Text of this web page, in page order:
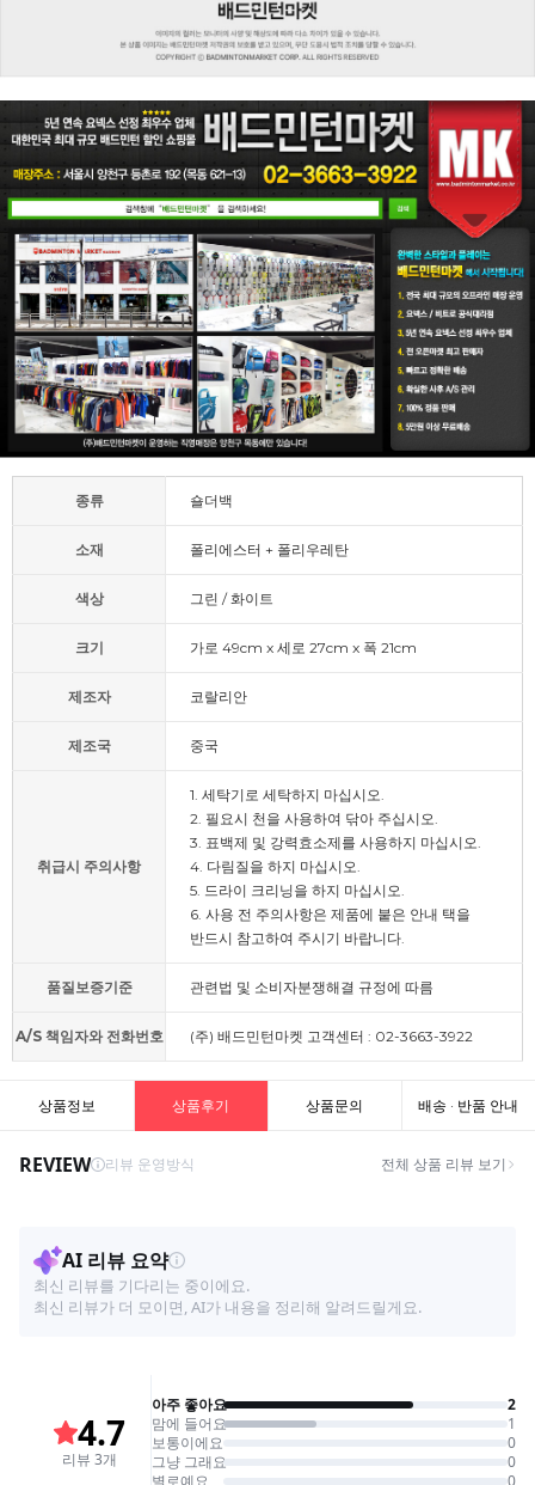
종류 숄더백
소재 폴리에스터 + 폴리우레탄
색상 그린 / 화이트
크기 가로 49cm x 세로 27cm x 폭 21cm
제조자 코랄리안
제조국 중국
취급시 주의사항
1. 세탁기로 세탁하지 마십시오.
2. 필요시 천을 사용하여 닦아 주십시오.
3. 표백제 및 강력효소제를 사용하지 마십시오.
4. 다림질을 하지 마십시오.
5. 드라이 크리닝을 하지 마십시오.
6. 사용 전 주의사항은 제품에 붙은 안내 택을
반드시 참고하여 주시기 바랍니다.
품질보증기준 관련법 및 소비자분쟁해결 규정에 따름
A/S 책임자와 전화번호 (주) 배드민턴마켓 고객센터 : 02-3663-3922
상품정보 상품후기 상품문의 배송 · 반품 안내